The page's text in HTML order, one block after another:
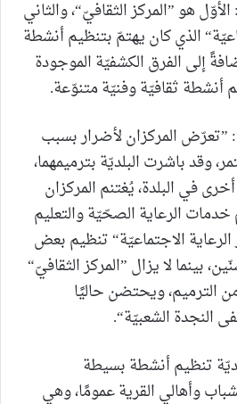
هو ”المركز الثقافيّ“، والثاني
الذي كان يهتمّ بتنظيم أنشطة
إلى الفرق الكشفيّة الموجودة
أنشطة ثقافيّة وفنيّة متنوّعة.
”تعرّض المركزان لأضرار بسبب
وقد باشرت البلديّة بترميمهما،
في البلدة، يُغتنم المركزان
الرعاية الصحّيّة والتعليم
الاجتماعيّة“ تنظيم بعض
بينما لا يزال ”المركز الثقافيّ“
الترميم، ويحتضن حاليًا
النجدة الشعبيّة“.
تنظيم أنشطة بسيطة
وأهالي القرية عمومًا، وهي